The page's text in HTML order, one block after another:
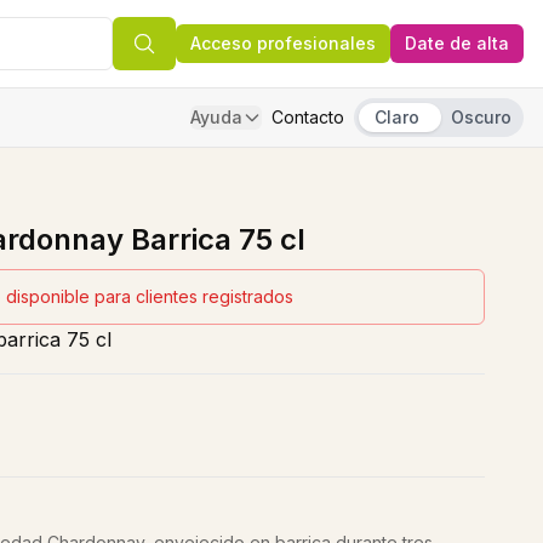
Acceso profesionales Date de alta
Ayuda Contacto Claro Oscuro
Barrica 75 cl
disponible para clientes registrados
75 cl